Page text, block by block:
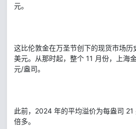
元。
这比伦敦金在万圣节创下的现货市场
美元。从那时起，整个 11 月份，上海
元/盎司。
此前，2024 年的平均溢价为每盎司
倍多。